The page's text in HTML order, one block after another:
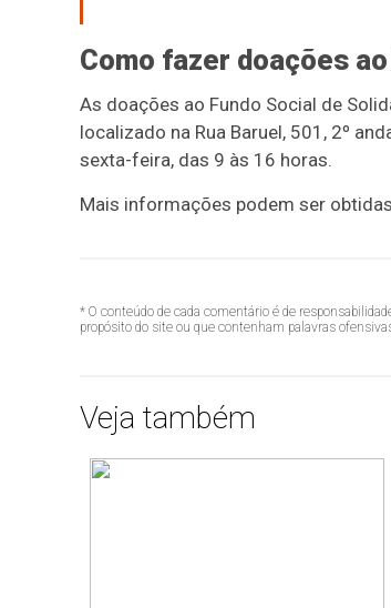
Como fazer doações
As doações ao Fundo Social de
localizado na Rua Baruel, 501, 2º
sexta-feira, das 9 às 16 horas.
Mais informações podem ser
* O conteúdo de cada comentário é de
propósito do site ou que contenham palavras
Veja também